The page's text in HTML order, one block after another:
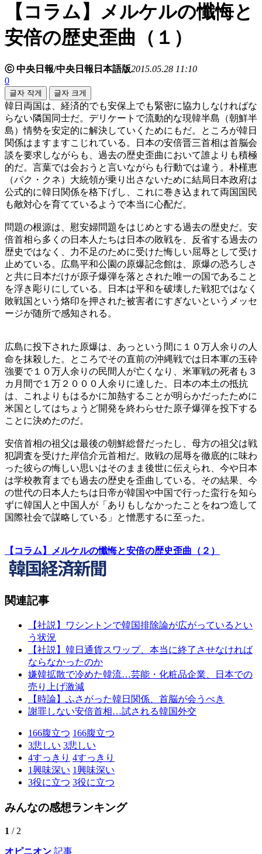
【コラム】メルケルの懺悔と
安倍の歴史歪曲（１）
ⓒ 中央日報/中央日報日本語版2015.05.28 11:10
0
글자 작게 글자 크게
韓日両国は、経済的でも安保上でも緊密に協力しなければな
らない隣国同士だ。デリケートで流動的な現韓半島（朝鮮半
島）情勢を安定的に解決していくためにもだ。ところが韓日
関係はますますこじれている。日本の安倍晋三首相は首脳会
談を要求しながらも、過去の歴史歪曲において誰よりも積極
的だ。言葉では会おうと言いながらも行動では違う。朴槿恵
（パク・クネ）大統領が乗り出さないために結局日本政府は
公式的に韓日関係を格下げし、これに巻き込まれて両国国民
も敵対心を育てているようで本当に心配だ。
問題の根源は、慰安婦問題をはじめとする過去の歴史だ。安
倍首相ら多くの日本人たちは日本の敗戦を、反省する過去の
歴史ではなく、力不足のために受けた悔しい屈辱として受け
止めている。広島平和公園の原爆記念館は、原爆の恐ろしさ
と共に日本だけが原子爆弾を落とされた唯一の国であること
を浮き彫りにしている。日本は平和を破壊した戦犯ではなく
敗戦国という烙印を押された被害者にすぎないというメッセ
ージが随所で感知される。
広島に投下された原爆は、あっという間に１０万人余りの人
命を抹殺した。ところでその直前の沖縄戦では日本軍の玉砕
強要で１０万人余りの民間人が亡くなり、米軍戦の死者も３
カ月間で１万２０００人余りに達した。日本の本土の抵抗
は、これよりもはるかに加熱することが明らかだったために
米国としてはちょうど開発を終わらせた原子爆弾を投下する
ことに決めたのだ。
安倍首相の祖父は最後の朝鮮総督だったし、母方の祖父は戦
犯調査を受けた岸信介元首相だ。敗戦の屈辱を徹底的に味わ
った彼らの悔しい思いはそのまま後世に伝えられ、今や日本
は学校教育までも過去の歴史を歪曲している。その結果、今
の世代の日本人たちは日帝が韓国や中国で行った蛮行を知ら
ずに韓国人と中国人が「ありもしなかったことをねつ造して
国際社会で謀略している」と憎悪するに至った。
【コラム】メルケルの懺悔と安倍の歴史歪曲（２）
関連記事
【社説】ワシントンで韓国排除論が広がっているとい
う状況
【社説】韓日通貨スワップ、本当に終了させなければ
ならなかったのか
嫌韓拡散で冷めた韓流…芸能・化粧品企業、日本での
売り上げ激減
【時論】ふさがった韓日関係、首脳が会うべき
謝罪しない安倍首相…試される韓国外交
166腹立つ 166腹立つ
3悲しい 3悲しい
4すっきり 4すっきり
1興味深い 1興味深い
3役に立つ 3役に立つ
みんなの感想ランキング
1 / 2
オピニオン 記事